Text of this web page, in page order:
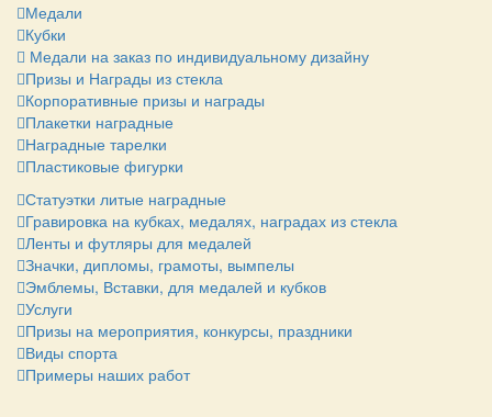
Медали
Кубки
Медали на заказ по индивидуальному дизайну
Призы и Награды из стекла
Корпоративные призы и награды
Плакетки наградные
Наградные тарелки
Пластиковые фигурки
Статуэтки литые наградные
Гравировка на кубках, медалях, наградах из стекла
Ленты и футляры для медалей
Значки, дипломы, грамоты, вымпелы
Эмблемы, Вставки, для медалей и кубков
Услуги
Призы на мероприятия, конкурсы, праздники
Виды спорта
Примеры наших работ